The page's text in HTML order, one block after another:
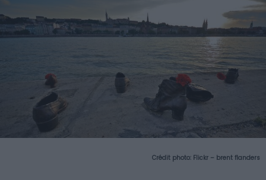
Crédit photo: Flickr – brent flanders